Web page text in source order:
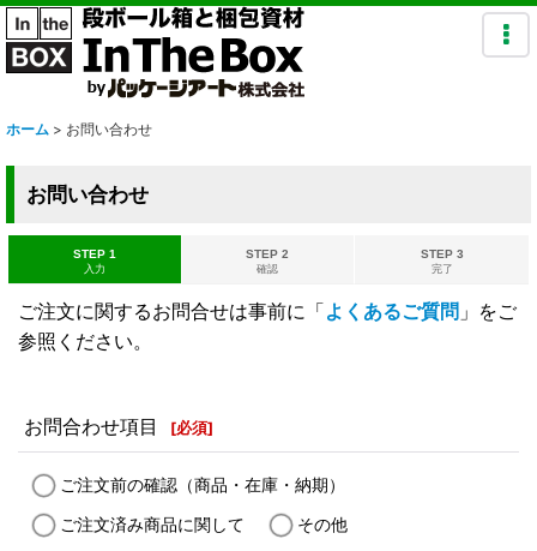
ホーム > お問い合わせ
お問い合わせ
STEP 1
入力
STEP 2
確認
STEP 3
完了
ご注文に関するお問合せは事前に「よくあるご質問 」をご
参照ください。
お問合わせ項目 [必須]
ご注文前の確認（商品・在庫・納期）
ご注文済み商品に関して
その他